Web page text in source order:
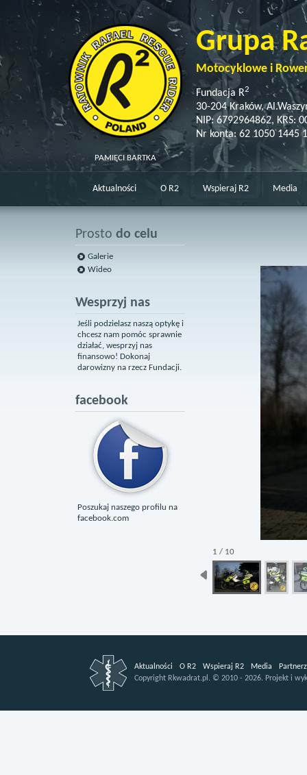
PAMIĘCI BARTKA
Grupa
Motocyklowe i
Fundacja R2
30-204 Kraków,
NIP: 6792964862, KRS:
Nr konta: 62 1050 1445
Aktualności O R2 Wspieraj R2 Media
Prosto do celu
Galerie
Wideo
Wesprzyj nas
Jeśli podzielasz naszą optykę i
chcesz nam pomóc sprawnie
działać, wesprzyj nas
finansowo! Dokonaj
darowizny na rzecz Fundacji.
facebook
Poszukaj naszego profilu na
facebook.com
1 / 10
Aktualności O R2 Wspieraj R2 Media
Copyright Rkwadrat.pl. © 2010 - 2026. Projekt i